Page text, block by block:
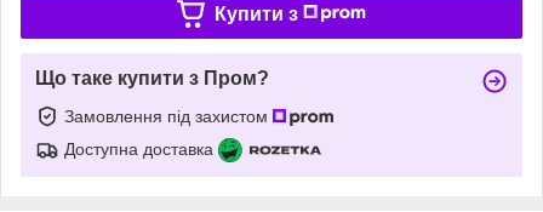
Купити з
Що таке купити з Пром?
Замовлення під захистом
Доступна доставка